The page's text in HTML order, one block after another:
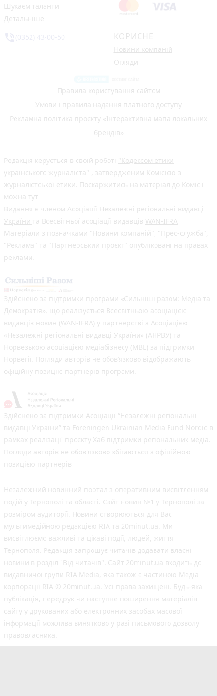
Шукаєм таланти
Детальніше
КОРИСНЕ
Новини компаній
Огляди
Правила користування сайтом
Умови і правила надання платного доступу
Рекламна політика проєкту «Інтерактивна мапа локальних
брендів»
Редакція керується в своїй роботі "Кодексом етики
українського журналіста" , затвердженим Комісією з
журналістської етики. Поскаржитись на матеріал до Комісії
можна тут
Видання є членом Асоціації Незалежні регіональні видавці
України та Всесвітньої асоціації видавців WAN-IFRA
Матеріали з позначками "Новини компаній", "Прес-служба",
"Реклама" та "Партнерський проєкт" опубліковані на правах
реклами.
Здійснено за підтримки програми «Сильніші разом: Медіа та
Демократія», що реалізується Всесвітньою асоціацією
видавців новин (WAN-IFRA) у партнерстві з Асоціацією
«Незалежні регіональні видавці України» (АНРВУ) та
Норвезькою асоціацією медіабізнесу (MBL) за підтримки
Норвегії. Погляди авторів не обов’язково відображають
офіційну позицію партнерів програми.
Здійснено за підтримки Асоціації “Незалежні регіональні
видавці України” та Foreningen Ukrainian Media Fund Nordic в
рамках реалізації проєкту Хаб підтримки регіональних медіа.
Погляди авторів не обов'язково збігаються з офіційною
позицією партнерів
Незалежний новинний портал з оперативним висвітленням
подій у Тернополі та області. Сайт новин №1 у Тернополі за
розміром аудиторії. Новини створюються для Вас
мультимедійною редакцією RIA та 20minut.ua. Ми
висвітлюємо важливі та цікаві події, людей, життя
Тернополя. Редакція запрошує читачів додавати власні
новини в розділ "Від читачів". Сайт 20minut.ua входить до
видавничої групи RIA Media, яка також є частиною Медіа
корпорації RIA © 20minut.ua. Усі права захищені. Будь-яка
публiкацiя, передрук чи наступне поширення матеріалів
сайту у друкованих або електронних засобах масової
інформації можлива винятково у разі письмового дозволу
правовласника.